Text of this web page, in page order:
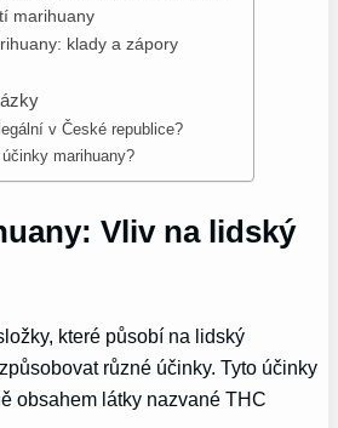
marihuany
klady a zápory
v České republice?
marihuany?
Vliv na lidský
které působí na lidský
různé účinky. Tyto účinky
obsahem látky nazvané THC